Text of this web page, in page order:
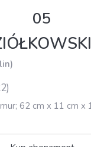
05
62 cm x 11 cm x